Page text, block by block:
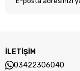
İLETİŞİM
03422306040